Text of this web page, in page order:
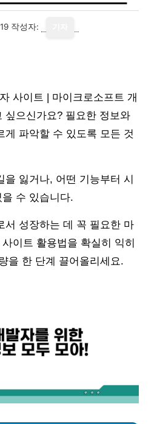
작성자:
사이트 | 마이크로소프트 개
싶으신가요? 필요한 정보와
게 파악할 수 있도록 모든 것
을 잃거나, 어떤 기능부터 시
수 있습니다.
서 성장하는 데 꼭 필요한 마
이트 활용법을 확실히 익히
을 한 단계 끌어올리세요.